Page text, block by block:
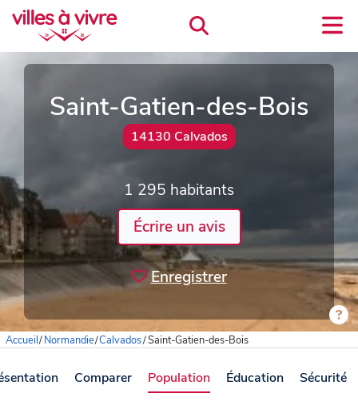
Saint-Gatien-des-Bois
14130 Calvados
1 295 habitants
Écrire un avis
Enregistrer
Accueil/Normandie/Calvados/Saint-Gatien-des-Bois
Comparer Population Éducation Sécurité